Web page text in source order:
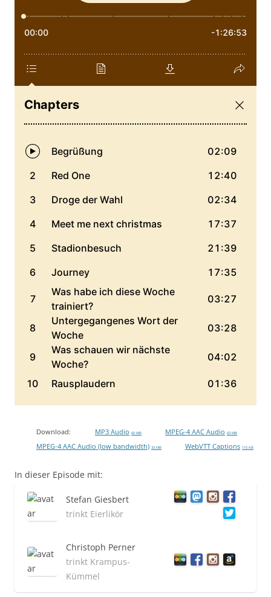
Download: MP3 Audio 60 MB MPEG-4 AAC Audio 63 MB
MPEG-4 AAC Audio (low bandwidth) 33 MB WebVTT Captions 115 KB
In dieser Episode mit:
Stefan Giesbert
trinkt Eierlikör
Christoph Perner
trinkt Krampus-
Kümmel